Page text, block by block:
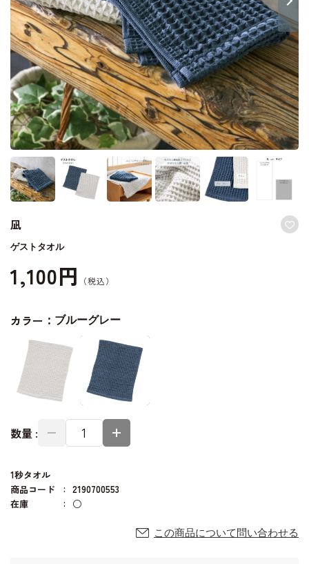
凪
ゲストタオル
1,100円
カラー： ブルーグレー
数量 :
1秒タオル
商品コード
2190700553
在庫
○
この商品について問い合わせる